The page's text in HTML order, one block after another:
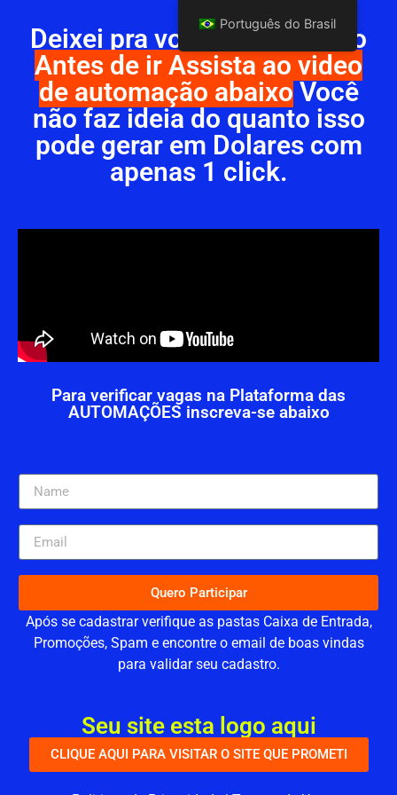
Deixei pra você o link abaixo
Antes de ir Assista ao video
de automação abaixo Você
não faz ideia do quanto isso
pode gerar em Dolares com
apenas 1 click.
Para verificar vagas na Plataforma das
AUTOMAÇÕES inscreva-se abaixo
Quero Participar
Após se cadastrar verifique as pastas Caixa de Entrada,
Promoções, Spam e encontre o email de boas vindas
para validar seu cadastro.
Seu site esta logo aqui
CLIQUE AQUI PARA VISITAR O SITE QUE PROMETI
Português do Brasil